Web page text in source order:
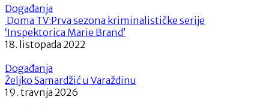
Događanja
Doma TV:Prva sezona kriminalističke serije
‘Inspektorica Marie Brand’
18. listopada 2022
Događanja
Željko Samardžić u Varaždinu
19. travnja 2026